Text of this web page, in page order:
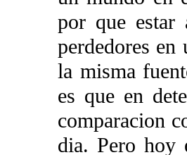
por que estar
perdedores
la misma
es que en
comparacion
dia. Pero hoy